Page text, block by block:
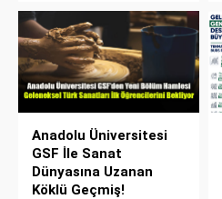
Anadolu Üniversitesi
GSF İle Sanat
Dünyasına Uzanan
Köklü Geçmiş!